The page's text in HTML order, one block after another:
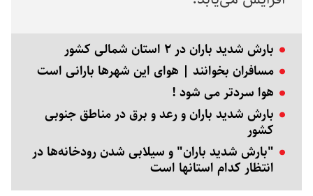
بارش شدید باران در ۲ استان شمالی کشور
مسافران بخوانند | هوای این شهرها بارانی است
هوا سردتر می شود !
بارش شدید باران و رعد و برق در مناطق جنوبی
کشور
"بارش شدید باران" و سیلابی شدن رودخانه‌ها در
انتظار کدام استانها است